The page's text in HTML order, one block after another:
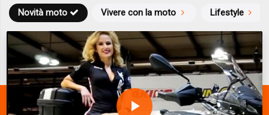
Novità moto Vivere con la moto Lifestyle